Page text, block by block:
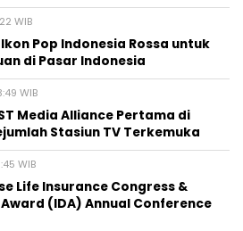
WIB
Pop Indonesia Rossa untuk
di Pasar Indonesia
WIB
Media Alliance Pertama di
Stasiun TV Terkemuka
WIB
Life Insurance Congress &
(IDA) Annual Conference